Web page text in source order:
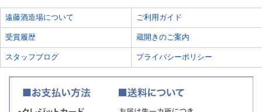
遠藤酒造場について ご利用ガイド
受賞履歴 蔵開きのご案内
スタッフブログ プライバシーポリシー